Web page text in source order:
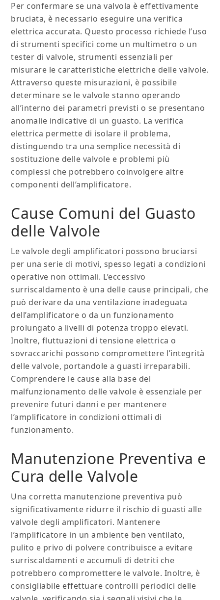
Per confermare se una valvola è effettivamente
bruciata, è necessario eseguire una verifica
elettrica accurata. Questo processo richiede l’uso
di strumenti specifici come un multimetro o un
tester di valvole, strumenti essenziali per
misurare le caratteristiche elettriche delle valvole.
Attraverso queste misurazioni, è possibile
determinare se le valvole stanno operando
all’interno dei parametri previsti o se presentano
anomalie indicative di un guasto. La verifica
elettrica permette di isolare il problema,
distinguendo tra una semplice necessità di
sostituzione delle valvole e problemi più
complessi che potrebbero coinvolgere altre
componenti dell’amplificatore.
Cause Comuni del Guasto
delle Valvole
Le valvole degli amplificatori possono bruciarsi
per una serie di motivi, spesso legati a condizioni
operative non ottimali. L’eccessivo
surriscaldamento è una delle cause principali, che
può derivare da una ventilazione inadeguata
dell’amplificatore o da un funzionamento
prolungato a livelli di potenza troppo elevati.
Inoltre, fluttuazioni di tensione elettrica o
sovraccarichi possono compromettere l’integrità
delle valvole, portandole a guasti irreparabili.
Comprendere le cause alla base del
malfunzionamento delle valvole è essenziale per
prevenire futuri danni e per mantenere
l’amplificatore in condizioni ottimali di
funzionamento.
Manutenzione Preventiva e
Cura delle Valvole
Una corretta manutenzione preventiva può
significativamente ridurre il rischio di guasti alle
valvole degli amplificatori. Mantenere
l’amplificatore in un ambiente ben ventilato,
pulito e privo di polvere contribuisce a evitare
surriscaldamenti e accumuli di detriti che
potrebbero compromettere le valvole. Inoltre, è
consigliabile effettuare controlli periodici delle